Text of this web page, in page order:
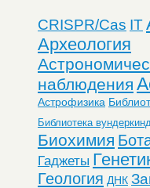
CRISPR/Cas IT
Археология
наблюдения
Астрофизика
Библиотека
Биохимия
Гаджеты
Геология ДНК